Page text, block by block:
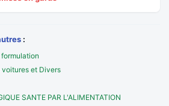
:
voitures et Divers
SANTE PAR L'ALIMENTATION